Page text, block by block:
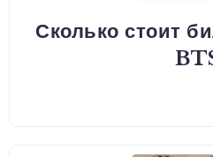
Сколько стоит